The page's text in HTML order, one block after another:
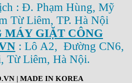
: Đ. Phạm Hùng, Mỹ
Từ Liêm, TP. Hà Nội
MÁY GIẶT CÔNG
: Lô A2, Đường CN6,
Từ Liêm, Hà Nội.
| MADE IN KOREA